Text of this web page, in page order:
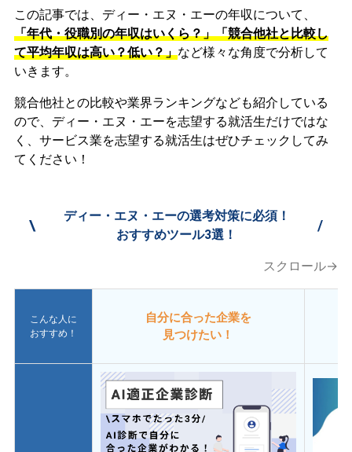
この記事では、ディー・エヌ・エーの年収について、
「年代・役職別の年収はいくら？」「競合他社と比較し
て平均年収は高い？低い？」など様々な角度で分析して
いきます。
競合他社との比較や業界ランキングなども紹介している
ので、ディー・エヌ・エーを志望する就活生だけではな
く、サービス業を志望する就活生はぜひチェックしてみ
てください！
\
ディー・エヌ・エーの選考対策に必須！
おすすめツール3選！
/
スクロール→
こんな人に
おすすめ！
自分に合った企業を
見つけたい！